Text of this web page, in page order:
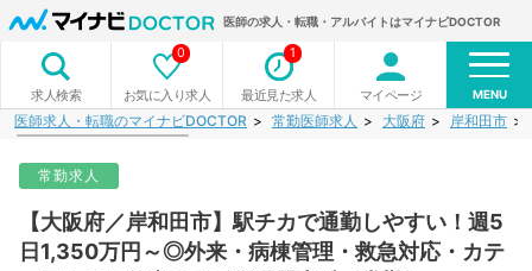
医師の求人・転職・アルバイトはマイナビDOCTOR
求人検索 お気に入り求人
0
最近見た求人
1
マイページ MENU
医師求人・転職のマイナビDOCTOR 常勤医師求人 大阪府 岸和田市
常勤求人
【大阪府／岸和田市】駅チカで通勤しやすい！週5
日1,350万円～◎外来・病棟管理・救急対応・カテ